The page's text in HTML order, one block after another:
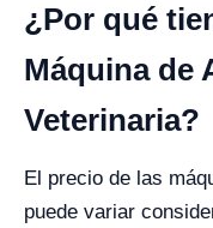
¿Por qué
Máquina de
Veterinaria?
El precio de las
puede variar